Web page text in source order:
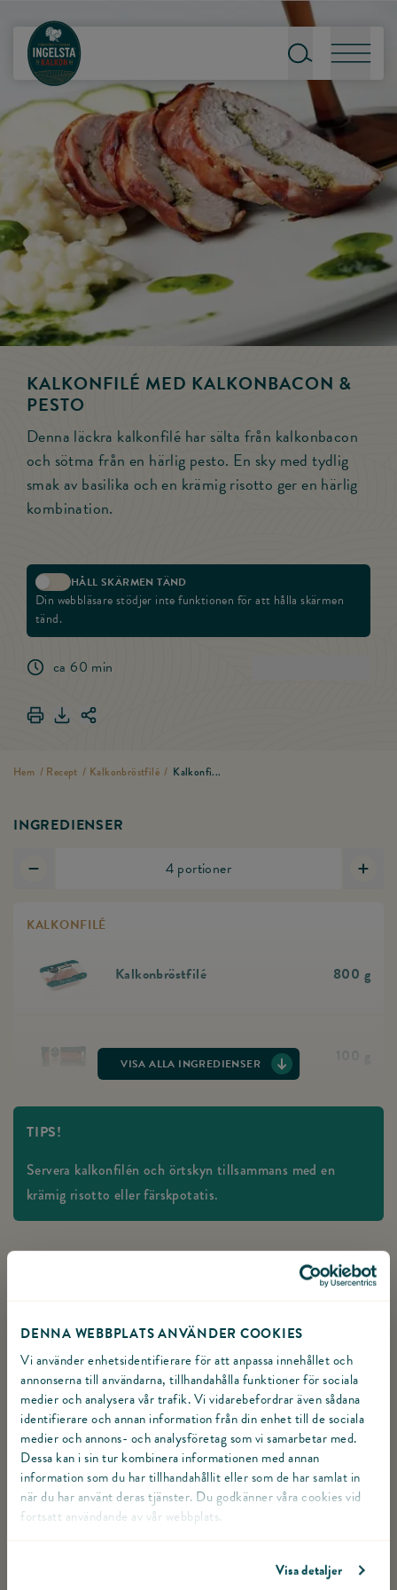
DENNA WEBBPLATS ANVÄNDER COOKIES
Vi använder enhetsidentifierare för att anpassa innehållet och
annonserna till användarna, tillhandahålla funktioner för sociala
medier och analysera vår trafik. Vi vidarebefordrar även sådana
identifierare och annan information från din enhet till de sociala
medier och annons- och analysföretag som vi samarbetar med.
Dessa kan i sin tur kombinera informationen med annan
information som du har tillhandahållit eller som de har samlat in
när du har använt deras tjänster. Du godkänner våra cookies vid
fortsatt användande av vår webbplats.
Visa detaljer
Till startsidan
Sök
Meny
KALKONFILÉ MED KALKONBACON &
PESTO
Denna läckra kalkonfilé har sälta från kalkonbacon
och sötma från en härlig pesto. En sky med tydlig
smak av basilika och en krämig risotto ger en härlig
kombination.
Aktivera skärmlås
HÅLL SKÄRMEN TÄND
Din webbläsare stödjer inte funktionen för att hålla skärmen
tänd.
ca 60 min
Skriv ut Kalkonfilé med kalkonbacon & pesto
Ladda ner Kalkonfilé med kalkonbacon & pesto
Dela länken för Kalkonfilé med kalkonbacon & pesto
Hem / Recept / Kalkonbröstfilé / Kalkonfi...
INGREDIENSER
4 portioner
KALKONFILÉ
Kalkonbröstfilé 800 g
Gå till produkten Kalkonbröstfilé
Kalkonbacon, skivad 100
Gå till produkten Kalkonbacon, skivad
Salt & Peppar
ÖRTSKY
2msk
Hönsbuljong
Färsk basilika 2
Balsamvinäger 1tsk
Salt & Peppar
VISA ALLA INGREDIENSER
TIPS!
Servera kalkonfilén och örtskyn tillsammans med en
krämig risotto eller färskpotatis.
TILLAGNING
Växla Sätt ugnen på 175 grader. som gjord eller ej.
Sätt ugnen på 175 grader.
Växla Gör en ficka i varje kalkonfilé och fyll med pesto. som
Gör en ficka i varje kalkonfilé och fyll med pesto.
Växla Krydda med salt och peppar och linda kalkonbacon
Krydda med salt och peppar och linda kalkonbacon
runt om.
VISA ALLA MOMENT
Fräs löken i smöret tills den är genomskinlig, tillsätt